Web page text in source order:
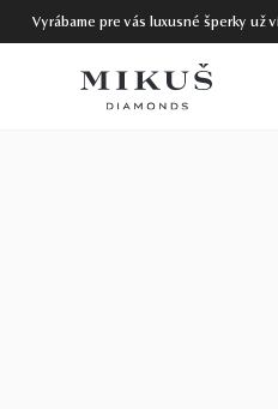
Vyrábame pre vás luxusné šperky už